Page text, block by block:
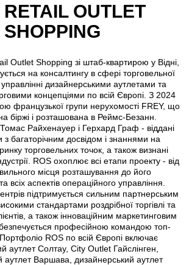
RETAIL OUTLET
SHOPPING
Outlet Shopping зі штаб-квартирою у Відні,
на консалтингу в сфері торговельної
дизайнерськими аутлетами та
концепціями по всій Європі. З 2024
французької групи нерухомості FREY, що
біржі і розташована в Реймс-Безанн.
Райхенауер і Герхард Граф - віддані
багаторічним досвідом і знаннями на
торговельних точок, а також визнані
ROS охоплює всі етапи проекту - від
місця розташування до його
всіх аспектів операційного управління.
підтримується сильним партнерським
стандартами роздрібної торгівлі та
а також інноваційним маркетинговим
професійною командою топ-
ROS по всій Європі включає
аутлет Солтау, City Outlet Гайслінген,
аутлет Варшава, дизайнерський аутлет